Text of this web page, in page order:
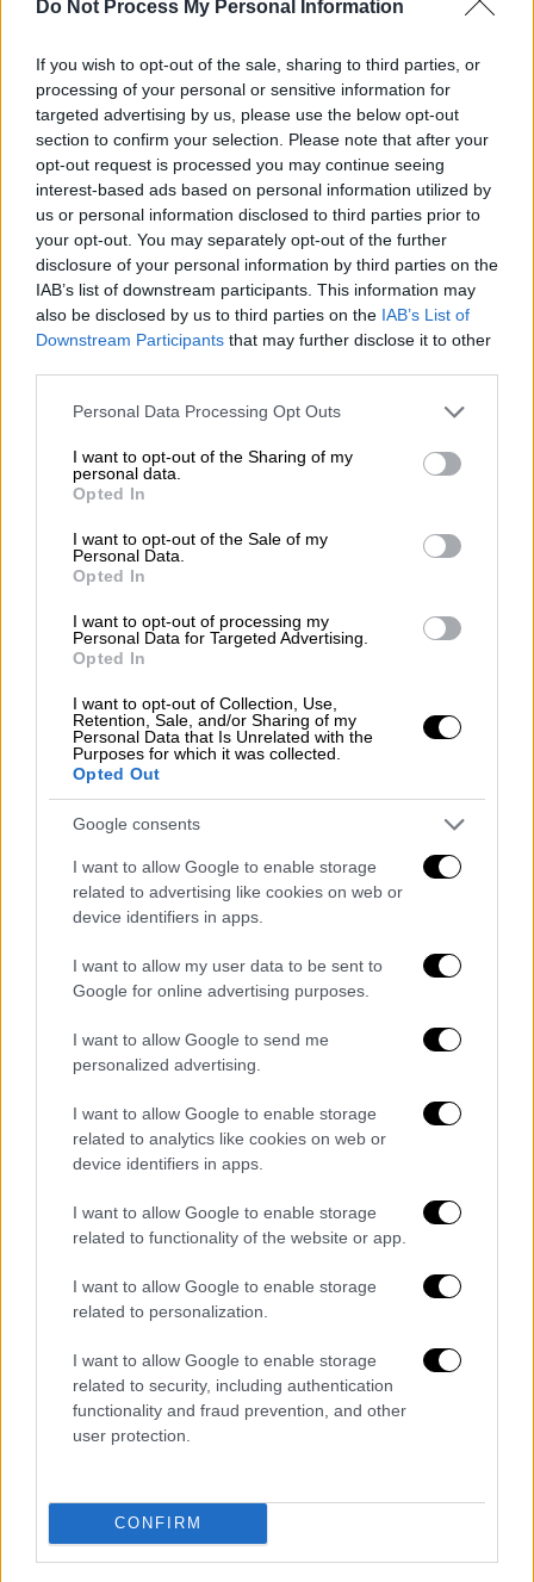
Do Not Process My Personal Information
If you wish to opt-out of the sale, sharing to third parties, or
processing of your personal or sensitive information for
targeted advertising by us, please use the below opt-out
section to confirm your selection. Please note that after your
opt-out request is processed you may continue seeing
interest-based ads based on personal information utilized by
us or personal information disclosed to third parties prior to
your opt-out. You may separately opt-out of the further
disclosure of your personal information by third parties on the
IAB’s list of downstream participants. This information may
also be disclosed by us to third parties on the IAB’s List of
Downstream Participants that may further disclose it to other
Please note that this website/app uses one or more Google
not limited to your visit or usage behaviour. You may click to
grant or deny consent to Google and its third-party tags to
use your data for below specified purposes in below Google
consent section.
Personal Data Processing Opt Outs
I want to opt-out of the Sharing of my
personal data.
Opted In
I want to opt-out of the Sale of my
Personal Data.
Opted In
I want to opt-out of processing my
Personal Data for Targeted Advertising.
Opted In
I want to opt-out of Collection, Use,
Retention, Sale, and/or Sharing of my
Personal Data that Is Unrelated with the
Purposes for which it was collected.
Opted Out
Google consents
I want to allow Google to enable storage
related to advertising like cookies on web or
device identifiers in apps.
I want to allow my user data to be sent to
Google for online advertising purposes.
I want to allow Google to send me
personalized advertising.
I want to allow Google to enable storage
related to analytics like cookies on web or
device identifiers in apps.
I want to allow Google to enable storage
related to functionality of the website or app.
I want to allow Google to enable storage
related to personalization.
I want to allow Google to enable storage
related to security, including authentication
functionality and fraud prevention, and other
user protection.
CONFIRM
ελικόπτερο του Ερντογάν λόγω άσχημων
καιρικών συνθηκών
Το ελικόπτερο που μετέφερε τον Τούρκο
πρόεδρο,Ρετζέπ Ταγίπ Ερντογάν, από τον
Άρτβιν, αναγκάστηκε να κάνει αναγκαστική
προσγείωση στο λιμάνι της Ριζούντας λόγω
των ισχυρών βροχών. Ο Ερντογάν και η
συνοδεία συνέχισαν έπειτα οδικώς προς την
Τραπεζούντα. ΟΤούρκοςπρόεδρος κάλεσε
στο τηλέφωνο τον επικεφαλής του
κυβερνώντος κόμματος και βουλευτή
να ενημερώσει τους πολίτες που τον
περίμεναν στην περιοχή Μπουγιούκιοι ότι
ακυρώνεται η συγκέντρωση.
«Ο άσχημος καιρός δεν μας επέτρεψε να
προσγειωθούμε στο Μαντενλί και στο
Μπουγιούκιοι. Στην πραγματικότητα, δεν
μας επέτρεψε να πάμε στην Τραπεζούντα.
Τώρα έχουμε προσγειωθεί στο κέντρο της
Ριζούντας. Από εδώ θα πάμε στην
Τραπεζούντα οδικώς κι από εκεί θα
συνεχίσουμε. Στέλνω τους χαιρετισμούς και
την αγάπη μου».
Ο Ερντογάν έφυγε έπειτα από την
Τραπεζούντα με αεροπλάνο.
Όλες οι ειδήσεις
ελληνική κοινωνία;
Ολυμπιακοί Αγώνες 2021 - Τόκιο: Το διπλό
στοίχημα πίσω από το αθλητικό ιδεώδες
Κορονοϊός - Θωμαΐδης: Έως και 2.000
κρούσματα τον Αύγουστο στην Αττική
Ισπανός ερευνητής μιλά στο ethnos.gr: Γιατί
έκανα παγκόσμιο case study το Μάτι
Σάκκαρη πέρασε το εμπόδιο της Κονταβέιτ
Διαβάστε ακόμη
Kadebostany στο ethnos.gr: «Κάποτε
πίστευα ότι το να είσαι outsider ήταν